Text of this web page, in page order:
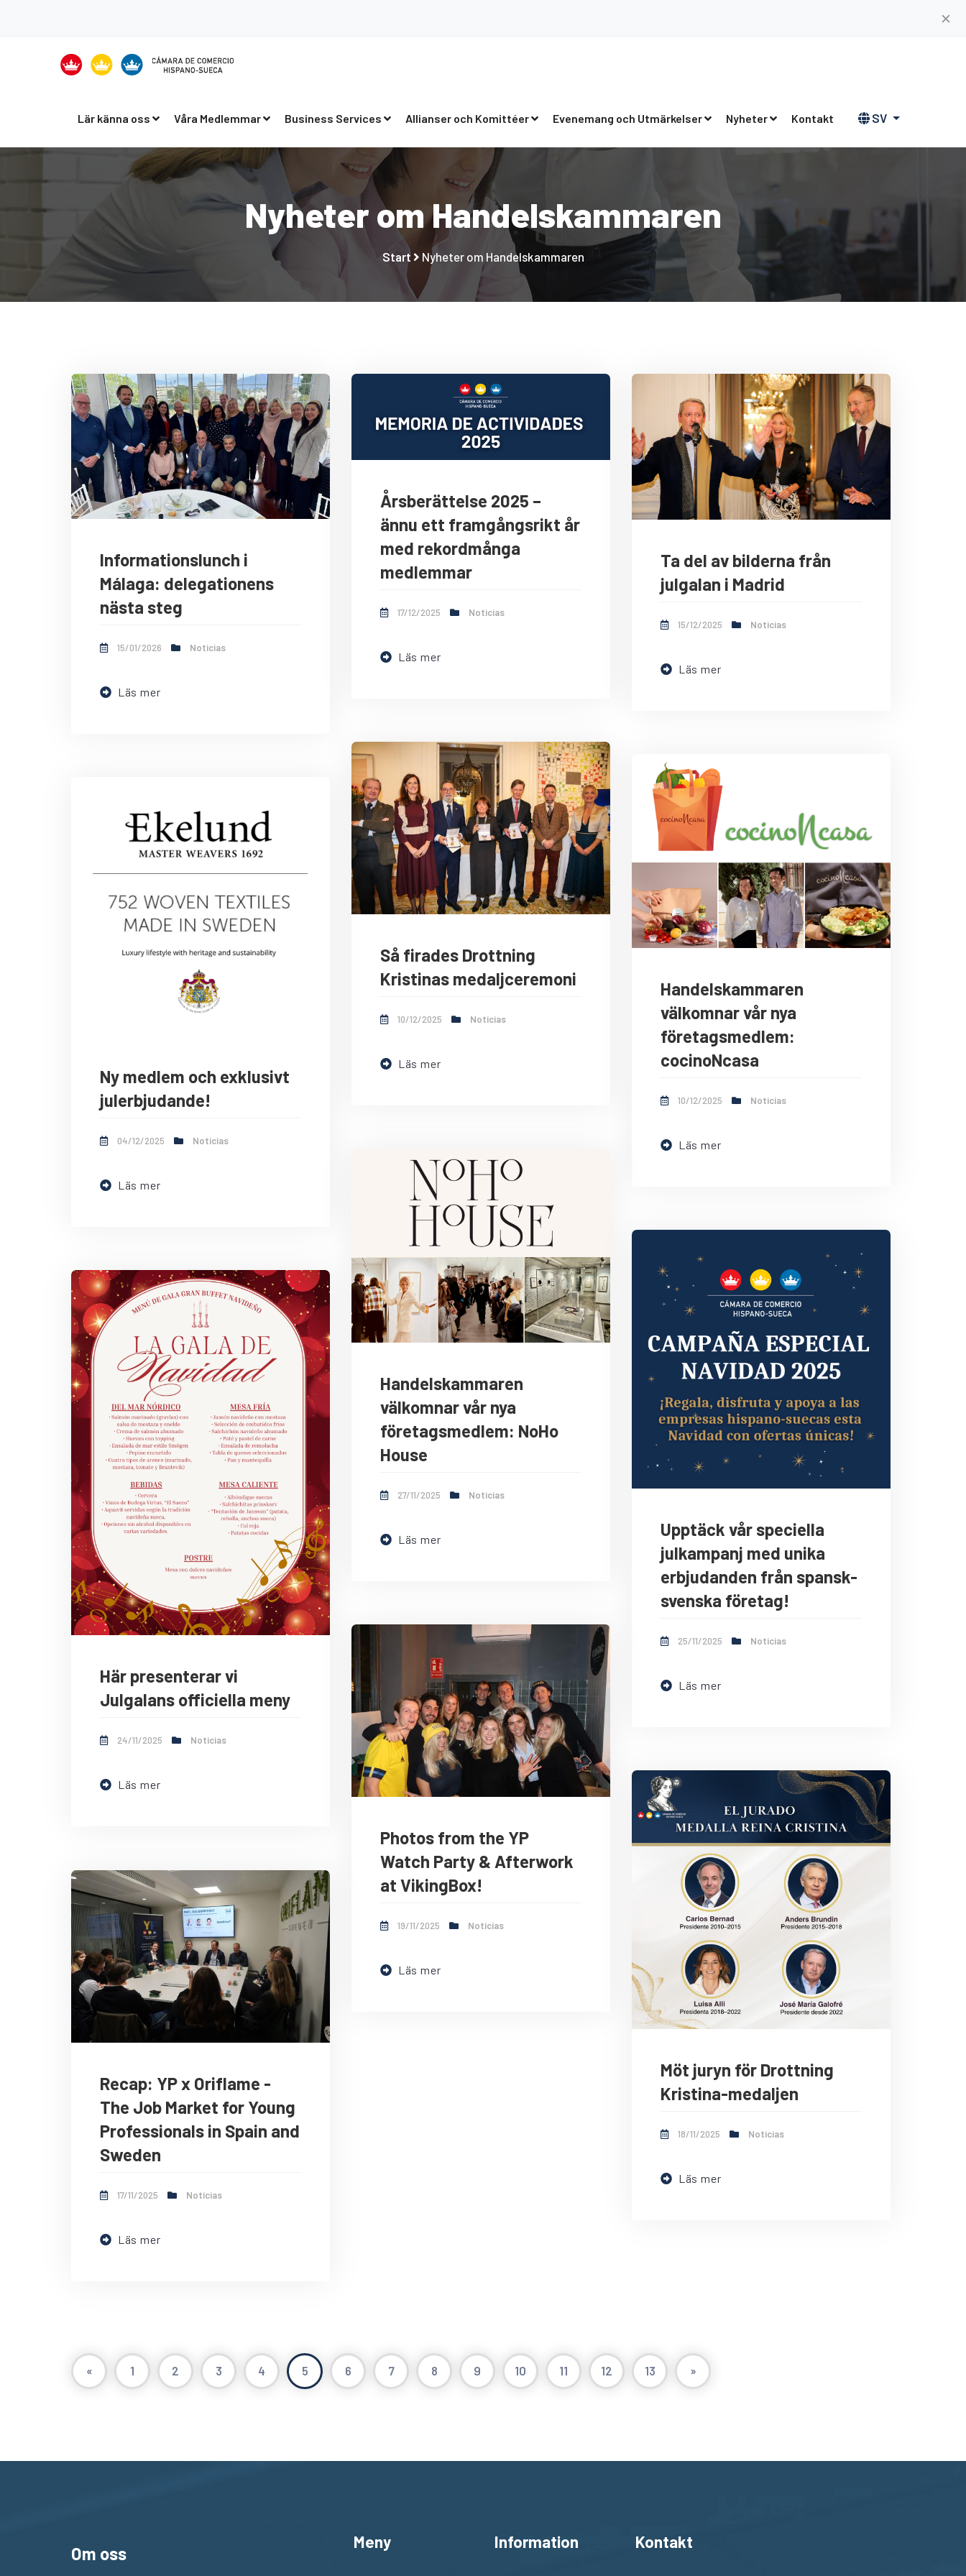
✕
Lär känna oss Våra Medlemmar Business Services Allianser och Komittéer Evenemang och Utmärkelser Nyheter Kontakt SV
Nyheter om Handelskammaren
Start Nyheter om Handelskammaren
Informationslunch i
Málaga: delegationens
nästa steg
15/01/2026 Noticias
Läs mer
Årsberättelse 2025 –
ännu ett framgångsrikt år
med rekordmånga
medlemmar
17/12/2025 Noticias
Läs mer
Ta del av bilderna från
julgalan i Madrid
15/12/2025 Noticias
Läs mer
Så firades Drottning
Kristinas medaljceremoni
10/12/2025 Noticias
Läs mer
Handelskammaren
välkomnar vår nya
företagsmedlem:
cocinoNcasa
10/12/2025 Noticias
Läs mer
Ny medlem och exklusivt
julerbjudande!
04/12/2025 Noticias
Läs mer
Handelskammaren
välkomnar vår nya
företagsmedlem: NoHo
House
27/11/2025 Noticias
Läs mer
Upptäck vår speciella
julkampanj med unika
erbjudanden från spansk-
svenska företag!
25/11/2025 Noticias
Läs mer
Här presenterar vi
Julgalans officiella meny
24/11/2025 Noticias
Läs mer
Photos from the YP
Watch Party & Afterwork
at VikingBox!
19/11/2025 Noticias
Läs mer
Möt juryn för Drottning
Kristina-medaljen
18/11/2025 Noticias
Läs mer
Recap: YP x Oriflame -
The Job Market for Young
Professionals in Spain and
Sweden
17/11/2025 Noticias
Läs mer
« 1 2 3 4 5 6 7 8 9 10 11 12 13 »
Om oss
Meny Information Kontakt